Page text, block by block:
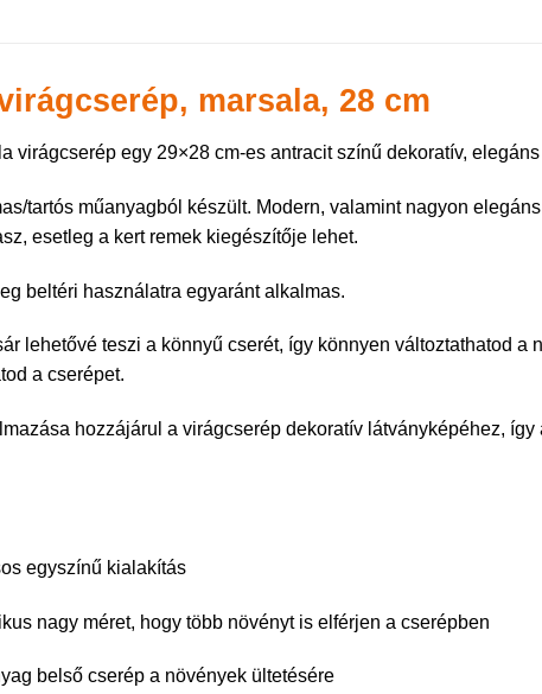
marsala, 28 cm
virágcserép egy 29×28 cm-es antracit színű dekoratív,
tartós műanyagból készült. Modern, valamint nagyon
esetleg a kert remek kiegészítője lehet.
beltéri használatra egyaránt alkalmas.
lehetővé teszi a könnyű cserét, így könnyen változtathatod a
a cserépet.
hozzájárul a virágcserép dekoratív látványképéhez,
kialakítás
méret, hogy több növényt is elférjen a cserépben
cserép a növények ültetésére